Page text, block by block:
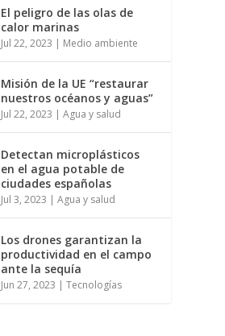
El peligro de las olas de
calor marinas
Jul 22, 2023 | Medio ambiente
Misión de la UE “restaurar
nuestros océanos y aguas”
Jul 22, 2023 |Agua y salud
Detectan microplásticos
en el agua potable de
ciudades españolas
Jul 3, 2023 |Agua y salud
Los drones garantizan la
productividad en el campo
ante la sequía
Jun 27, 2023 |Tecnologías